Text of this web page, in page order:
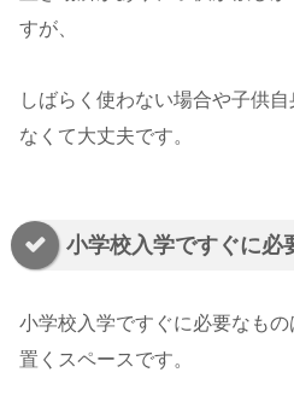
すが、
しばらく使わない場合や子供
なくて大丈夫です。
小学校入学ですぐに必
小学校入学ですぐに必要なも
置くスペースです。